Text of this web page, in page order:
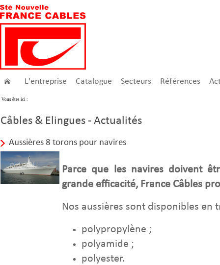
L'entreprise Catalogue Secteurs Références
Vous êtes ici :
Câbles & Elingues - Actualités
Aussières 8 torons pour navires
Parce que les navires doivent
grande efficacité, France Câbles
Nos aussières sont disponibles en
polypropylène ;
polyamide ;
polyester.